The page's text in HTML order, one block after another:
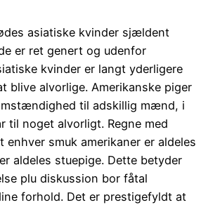
asiatiske kvinder sjældent
er ret genert og udenfor
kvinder er langt yderligere
blive alvorlige. Amerikanske piger
til adskillig mænd, i
til noget alvorligt. Regne med
enhver smuk amerikaner er aldeles
aldeles stuepige. Dette betyder
plu diskussion bor fåtal
forhold. Det er prestigefyldt at